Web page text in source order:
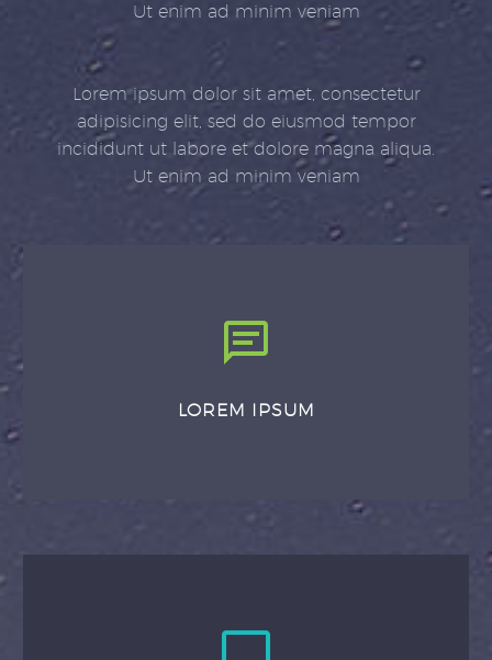
Ut enim ad minim veniam
Lorem ipsum dolor sit amet, consectetur
adipisicing elit, sed do eiusmod tempor
incididunt ut labore et dolore magna aliqua.
Ut enim ad minim veniam
LOREM IPSUM